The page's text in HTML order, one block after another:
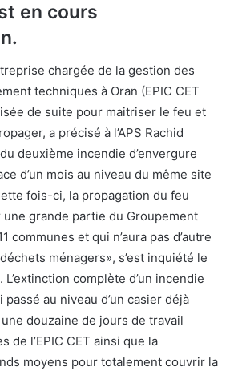
en cours
chargée de la gestion des
techniques à Oran (EPIC CET
de suite pour maitriser le feu et
a précisé à l’APS Rachid
deuxième incendie d’envergure
d’un mois au niveau du même site
fois-ci, la propagation du feu
grande partie du Groupement
communes et qui n’aura pas d’autre
ménagers», s’est inquiété le
complète d’un incendie
au niveau d’un casier déjà
douzaine de jours de travail
de l’EPIC CET ainsi que la
moyens pour totalement couvrir la